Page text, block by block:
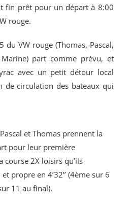
fin prêt pour un départ à 8:00
rouge.
du VW rouge (Thomas, Pascal,
part comme prévu, et
avec un petit détour local
de circulation des bateaux qui
et Thomas prennent la
pour leur première
2X loisirs qu’ils
propre en 4’32’’ (4ème sur 6
11 au final).